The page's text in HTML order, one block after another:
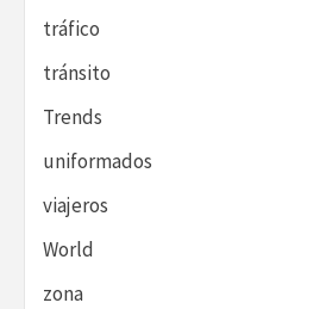
tráfico
tránsito
Trends
uniformados
viajeros
World
zona